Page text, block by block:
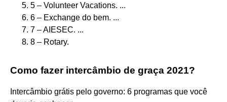
5 – Volunteer Vacations. ...
6 – Exchange do bem. ...
7 – AIESEC. ...
8 – Rotary.
Como fazer intercâmbio de graça 2021?
Intercâmbio grátis pelo governo: 6 programas que você